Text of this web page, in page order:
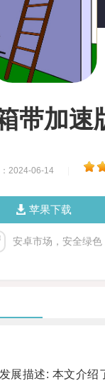
带加速
2024-06-14
苹果下载
安卓市场，安全绿色
描述: 本文介绍